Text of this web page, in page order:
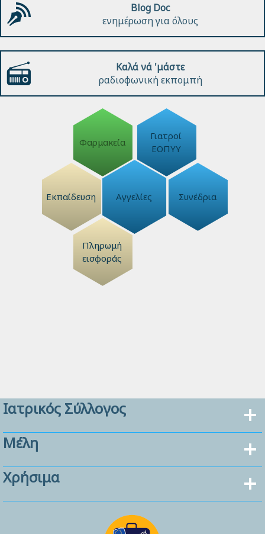
Blog Doc
ενημέρωση για όλους
Καλά νά 'μάστε
ραδιοφωνική εκπομπή
Φαρμακεία
Γιατροί
ΕΟΠΥΥ
Εκπαίδευση Αγγελίες Συνέδρια
Πληρωμή
εισφοράς
Ιατρικός Σύλλογος
Μέλη
Χρήσιμα